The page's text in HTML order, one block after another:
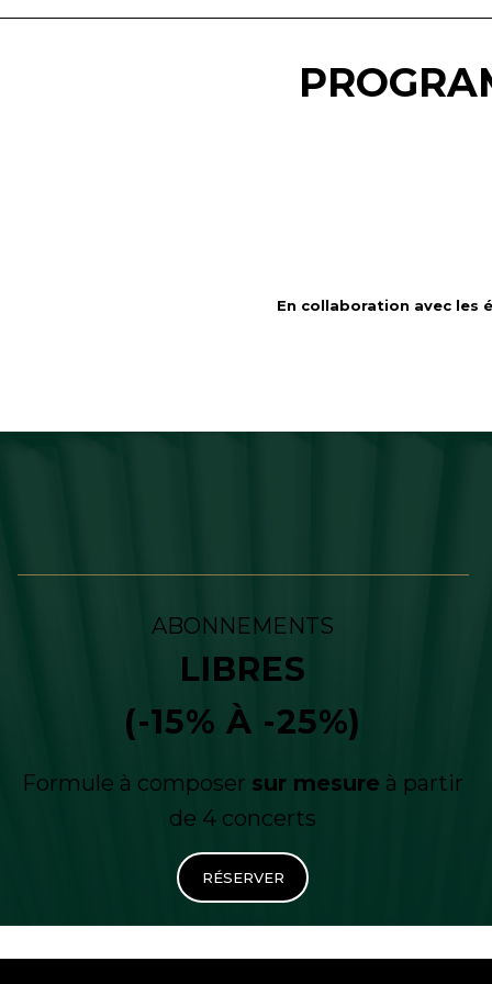
En collaboration avec les
ABONNEMENTS
LIBRES
(-15% À -25%)
Formule à composer sur mesure à partir
de 4 concerts
RÉSERVER